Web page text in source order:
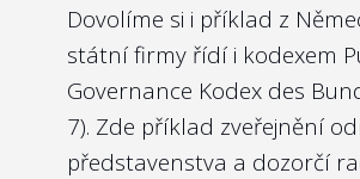
Dovolíme si i příklad z
státní firmy řídí i kodexem
Governance Kodex des
7). Zde příklad zveřejnění
představenstva a dozorčí